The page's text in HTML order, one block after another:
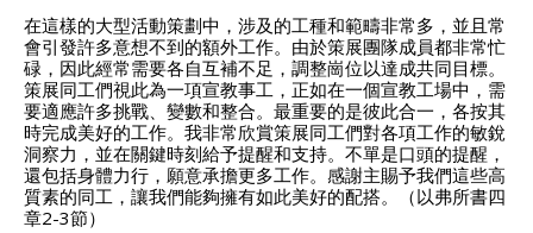
在這樣的大型活動策劃中，涉及的工種和範疇非常多，並且常
會引發許多意想不到的額外工作。由於策展團隊成員都非常忙
碌，因此經常需要各自互補不足，調整崗位以達成共同目標。
策展同工們視此為一項宣教事工，正如在一個宣教工場中，需
要適應許多挑戰、變數和整合。最重要的是彼此合一，各按其
時完成美好的工作。我非常欣賞策展同工們對各項工作的敏銳
洞察力，並在關鍵時刻給予提醒和支持。不單是口頭的提醒，
還包括身體力行，願意承擔更多工作。感謝主賜予我們這些高
質素的同工，讓我們能夠擁有如此美好的配搭。（以弗所書四
章2-3節）